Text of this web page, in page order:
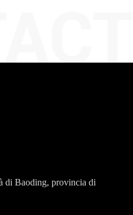
di Baoding, provincia di